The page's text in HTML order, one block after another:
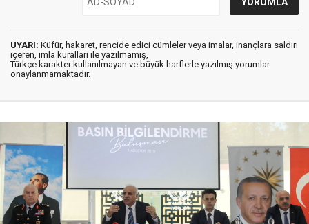
UYARI: Küfür, hakaret, rencide edici cümleler veya imalar, inançlara saldırı
içeren, imla kuralları ile yazılmamış,
Türkçe karakter kullanılmayan ve büyük harflerle yazılmış yorumlar
onaylanmamaktadır.